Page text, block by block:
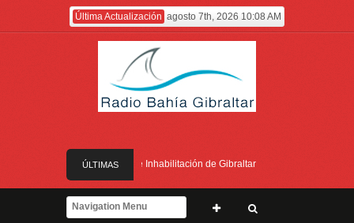
Última Actualización agosto 7th, 2026 10:08 AM
ÚLTIMAS
NOTICIAS
Servicio de Divulgación e Inhabilitación de Gibraltar
Feetham refuerza la presencia internacional de Gibraltar durante su visita a